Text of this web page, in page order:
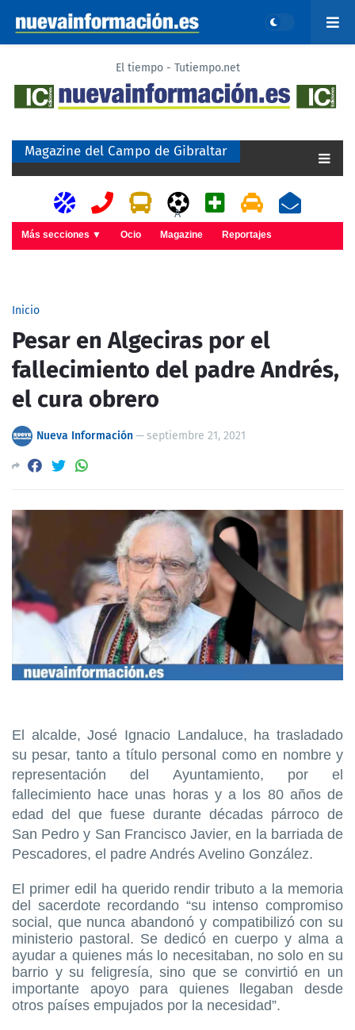
El tiempo - Tutiempo.net
Magazine del Campo de Gibraltar
A
Más secciones ▼ Ocio Magazine Reportajes
Inicio
Pesar en Algeciras por el
fallecimiento del padre Andrés,
el cura obrero
Nueva Información— septiembre 21, 2021
El alcalde, José Ignacio Landaluce, ha trasladado
su pesar, tanto a título personal como en nombre y
representación del Ayuntamiento, por el
fallecimiento hace unas horas y a los 80 años de
edad del que fuese durante décadas párroco de
San Pedro y San Francisco Javier, en la barriada de
Pescadores, el padre Andrés Avelino González.
El primer edil ha querido rendir tributo a la memoria
del sacerdote recordando “su intenso compromiso
social, que nunca abandonó y compatibilizó con su
ministerio pastoral. Se dedicó en cuerpo y alma a
ayudar a quienes más lo necesitaban, no solo en su
barrio y su feligresía, sino que se convirtió en un
importante apoyo para quienes llegaban desde
otros países empujados por la necesidad”.